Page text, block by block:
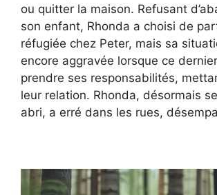
ou quitter la maison. Refusant
son enfant, Rhonda a choisi de
réfugiée chez Peter, mais sa
encore aggravée lorsque ce
prendre ses responsabilités,
leur relation. Rhonda, désormais
abri, a erré dans les rues,